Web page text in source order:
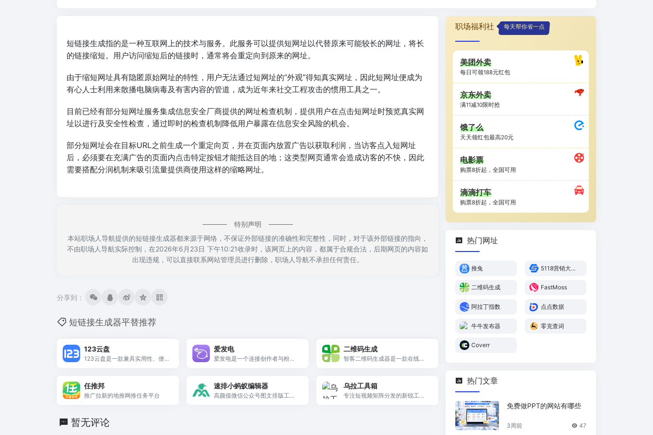
短链接生成指的是一种互联网上的技术与服务。此服务可以提供短网址以代替原来可能较长的网址，将长
的链接缩短。用户访问缩短后的链接时，通常将会重定向到原来的网址。
由于缩短网址具有隐匿原始网址的特性，用户无法通过短网址的“外观”得知真实网址，因此短网址便成为
有心人士利用来散播电脑病毒及有害内容的管道，成为近年来社交工程攻击的惯用工具之一。
目前已经有部分短网址服务集成信息安全厂商提供的网址检查机制，提供用户在点击短网址时预览真实网
址以进行及安全性检查，通过即时的检查机制降低用户暴露在信息安全风险的机会。
部分短网址会在目标URL之前生成一个重定向页，并在页面内放置广告以获取利润，当访客点入短网址
后，必须要在充满广告的页面内点击特定按钮才能抵达目的地；这类型网页通常会造成访客的不快，因此
需要搭配分润机制来吸引流量提供商使用这样的缩略网址。
特别声明
本站职场人导航提供的短链接生成器都来源于网络，不保证外部链接的准确性和完整性，同时，对于该外部链接的指向，
不由职场人导航实际控制，在2026年6月23日 下午10:21收录时，该网页上的内容，都属于合规合法，后期网页的内容如
出现违规，可以直接联系网站管理员进行删除，职场人导航不承担任何责任。
分享到：
短链接生成器平替推荐
123云盘
123云盘是一款兼具实用性、便捷
的多媒体支持和灵活的文件管理
机制，适合学生、上班族、内容
爱发电
爱发电是一个连接创作者与粉丝
馈，你也可以成为创作者，开始
自己更自由的创作生涯。
二维码生成
智客二维码生成器是一款在线制
的二维码，为用户提供更有趣的
二维码。
任推邦
推广拉新的地推网推任务平台
速排小蚂蚁编辑器
高颜值微信公众号图文排版工
乌拉工具箱
专注短视频矩阵分发的新锐工
暂无评论
职场福利社 每天帮你省一点
美团外卖
每日可领188元红包
京东外卖
满11减10限时抢
饿了么
天天领红包最高20元
电影票
购票8折起，全国可用
滴滴打车
购票8折起，全国可用
热门网址
推兔
5118营销大数
二维码生成
FastMoss
阿拉丁指数 点点数据
牛牛发布器 零克查词
Coverr
热门文章
免费做PPT的网站有哪些
3周前 47